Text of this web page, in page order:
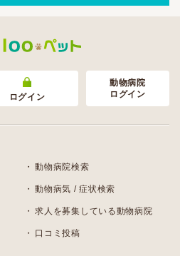
ログイン
動物病院
ログイン
動物病院検索
動物病気 / 症状検索
求人を募集している動物病院
口コミ投稿